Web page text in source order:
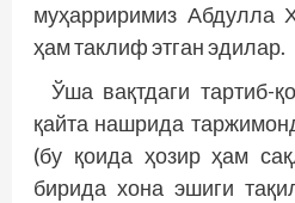
муҳарриримиз Абдулла
ҳам таклиф этган эдилар.
Ўша вақтдаги тартиб-
қайта нашрида
(бу қоида ҳозир ҳам
бирида хона эшиги